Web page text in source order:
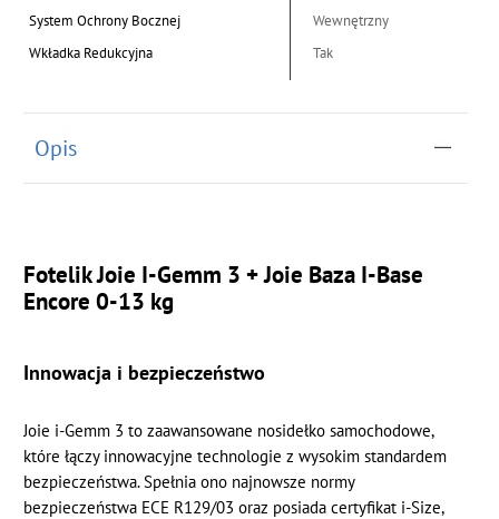
System Ochrony Bocznej
Wewnętrzny
Wkładka Redukcyjna
Tak
Opis
Fotelik Joie I-Gemm 3 + Joie Baza I-Base
Encore 0-13 kg
Innowacja i bezpieczeństwo
Joie i-Gemm 3 to zaawansowane nosidełko samochodowe,
które łączy innowacyjne technologie z wysokim standardem
bezpieczeństwa. Spełnia ono najnowsze normy
bezpieczeństwa ECE R129/03 oraz posiada certyfikat i-Size,